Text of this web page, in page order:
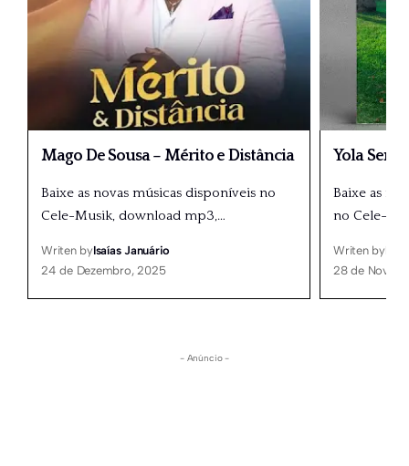
Mago De Sousa – Mérito e Distância
Baixe as novas músicas disponíveis no
Cele-Musik, download mp3,…
Writen byIsaías Januário
24 de Dezembro, 2025
Yola
Baixe as
no Cele-
Writen by
28 de
- Anúncio -